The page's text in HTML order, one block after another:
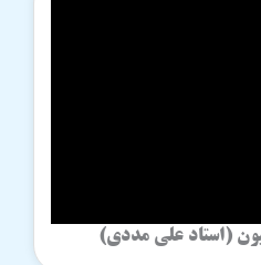
(استاد علی مددی)